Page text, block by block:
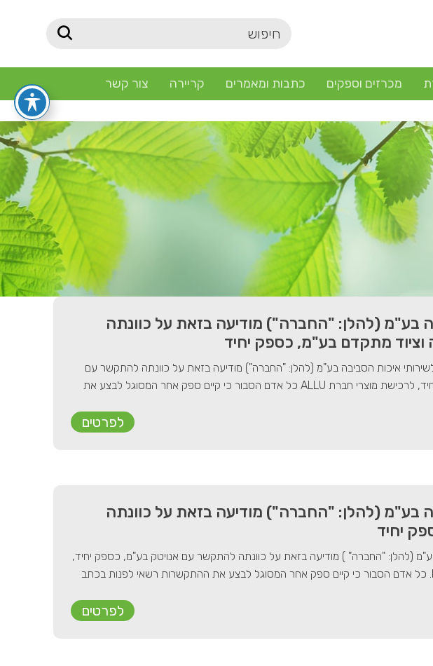
מכרזים וספקים כתבות ומאמרים קריירה צור קשר
בע"מ (להלן: "החברה") מודיעה בזאת על כוונתה
מתקדם בע"מ, כספק יחיד
איכות הסביבה בע"מ (להלן: "החברה") מודיעה בזאת על כוונתה להתקשר עם
קומטרנס הנדסה וציוד מתקדם בע"מ, כספק יחיד, לרכישת מוצרי חברת ALLU כל אדם הסבור כי קיים ספק אחר המסוגל לבצע את
לפרטים
בע"מ (להלן: "החברה") מודיעה בזאת על כוונתה
יחיד
(להלן: "החברה" ) מודיעה בזאת על כוונתה להתקשר עם אנויטק בע"מ, כספק יחיד,
לרכישת שירותי מערכת תוכנה Envista ARM. כל אדם הסבור כי קיים ספק אחר המסוגל לבצע את ההתקשרות רשאי לפנות בכתב
לפרטים